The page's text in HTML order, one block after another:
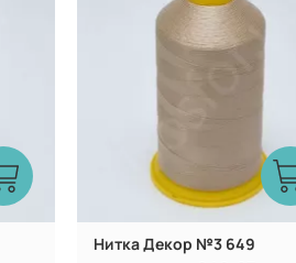
Нитка Декор №3 649